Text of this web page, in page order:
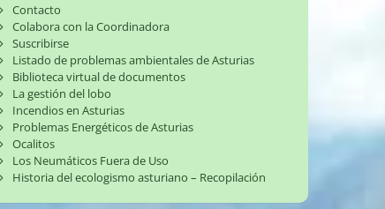
Contacto
Colabora con la Coordinadora
Suscribirse
Listado de problemas ambientales de Asturias
Biblioteca virtual de documentos
La gestión del lobo
Incendios en Asturias
Problemas Energéticos de Asturias
Ocalitos
Los Neumáticos Fuera de Uso
Historia del ecologismo asturiano – Recopilación